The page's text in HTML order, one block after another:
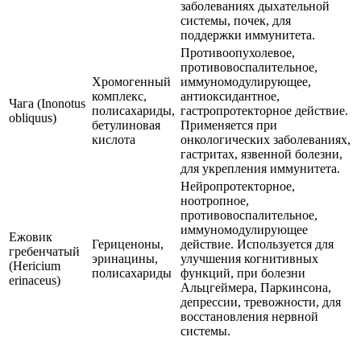
заболеваниях дыхательной
системы, почек, для
поддержки иммунитета.
Чага (Inonotus
obliquus)
Хромогенный
комплекс,
полисахариды,
бетулиновая
кислота
Противоопухолевое,
противовоспалительное,
иммуномодулирующее,
антиоксидантное,
гастропротекторное действие.
Применяется при
онкологических заболеваниях,
гастритах, язвенной болезни,
для укрепления иммунитета.
Ежовик
гребенчатый
(Hericium
erinaceus)
Гериценоны,
эринацины,
полисахариды
Нейропротекторное,
ноотропное,
противовоспалительное,
иммуномодулирующее
действие. Используется для
улучшения когнитивных
функций, при болезни
Альцгеймера, Паркинсона,
депрессии, тревожности, для
восстановления нервной
системы.